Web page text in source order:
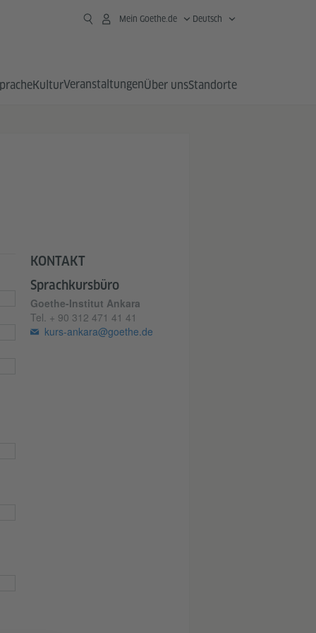
Mein Goethe.de Deutsch
KulturVeranstaltungenÜber unsStandorte
KONTAKT
Sprachkursbüro
Goethe-Institut Ankara
Tel. + 90 312 471 41 41
kurs-ankara@goethe.de